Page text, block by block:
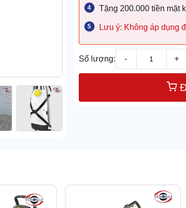
Tặng 200.000 tiền mặt
Lưu ý: Không áp dụng
Số lượng: - +